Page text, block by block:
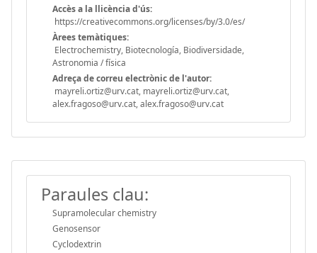
Accès a la llicència d'ús:
https://creativecommons.org/licenses/by/3.0/es/
Àrees temàtiques:
Electrochemistry, Biotecnología, Biodiversidade,
Astronomia / física
Adreça de correu electrònic de l'autor:
mayreli.ortiz@urv.cat, mayreli.ortiz@urv.cat,
alex.fragoso@urv.cat, alex.fragoso@urv.cat
Paraules clau:
Supramolecular chemistry
Genosensor
Cyclodextrin